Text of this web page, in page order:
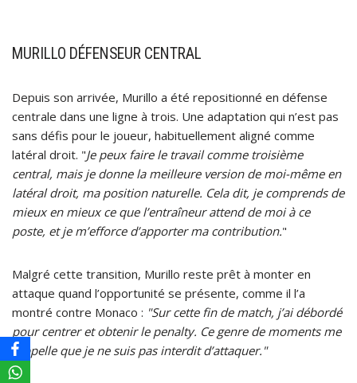
MURILLO DÉFENSEUR CENTRAL
Depuis son arrivée, Murillo a été repositionné en défense
centrale dans une ligne à trois. Une adaptation qui n’est pas
sans défis pour le joueur, habituellement aligné comme
latéral droit. "Je peux faire le travail comme troisième
central, mais je donne la meilleure version de moi-même en
latéral droit, ma position naturelle. Cela dit, je comprends de
mieux en mieux ce que l’entraîneur attend de moi à ce
poste, et je m’efforce d’apporter ma contribution."
Malgré cette transition, Murillo reste prêt à monter en
attaque quand l’opportunité se présente, comme il l’a
montré contre Monaco : "Sur cette fin de match, j’ai débordé
pour centrer et obtenir le penalty. Ce genre de moments me
rappelle que je ne suis pas interdit d’attaquer."